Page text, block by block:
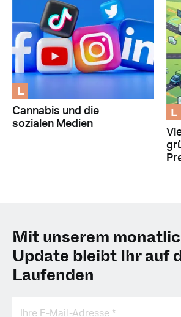
L
Cannabis und die
sozialen Medien
L
Mit unserem
Update bleibt Ihr auf
Laufenden